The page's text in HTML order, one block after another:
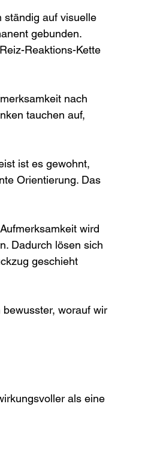
ständig auf visuelle
gebunden.
Reaktions-Kette
nach
tauchen auf,
ist es gewohnt,
Orientierung. Das
wird
Dadurch lösen sich
geschieht
worauf wir
als eine